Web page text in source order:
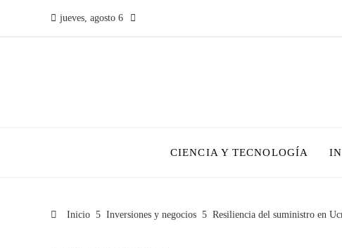
jueves, agosto 6
CIENCIA Y TECNOLOGÍA
Inicio Inversiones y negocios Resiliencia del suministro en